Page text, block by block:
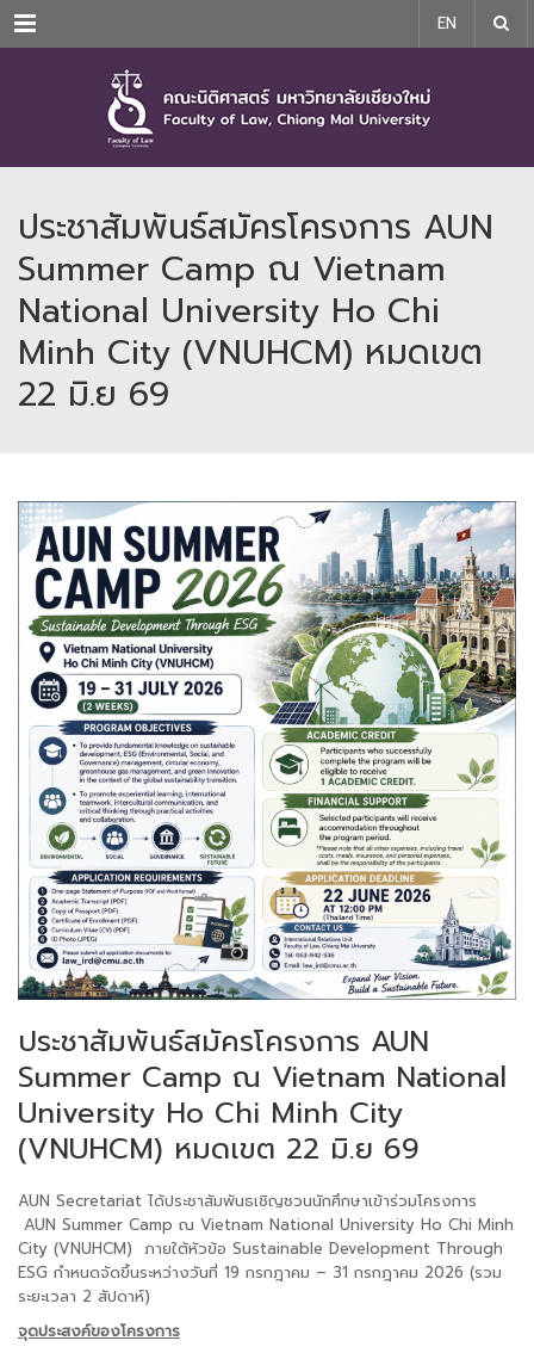
Menu EN
ประชาสัมพันธ์สมัครโครงการ AUN
Summer Camp ณ Vietnam
National University Ho Chi
Minh City (VNUHCM) หมดเขต
22 มิ.ย 69
ประชาสัมพันธ์สมัครโครงการ AUN
Summer Camp ณ Vietnam National
University Ho Chi Minh City
(VNUHCM) หมดเขต 22 มิ.ย 69
AUN Secretariat ได้ประชาสัมพันธเชิญชวนนักศึกษาเข้าร่วมโครงการ
AUN Summer Camp ณ Vietnam National University Ho Chi Minh
City (VNUHCM) ภายใต้หัวข้อ Sustainable Development Through
ESG กำหนดจัดขึ้นระหว่างวันที่ 19 กรกฎาคม – 31 กรกฎาคม 2026 (รวม
ระยะเวลา 2 สัปดาห์)
จุดประสงค์ของโครงการ